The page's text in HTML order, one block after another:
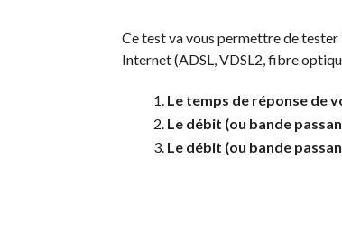
Ce test va vous permettre de
Internet (ADSL, VDSL2, fibre
Le temps de réponse de
Le débit (ou bande
Le débit (ou bande